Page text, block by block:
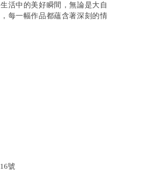
活中的美好瞬間，無論是大自
每一幅作品都蘊含著深刻的情
號